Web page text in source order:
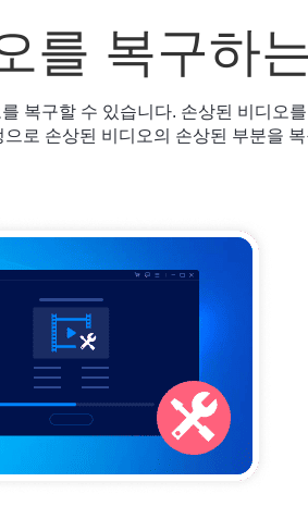
를 복구하
복구할 수 있습니다. 손상된 비디오
로 손상된 비디오의 손상된 부분을